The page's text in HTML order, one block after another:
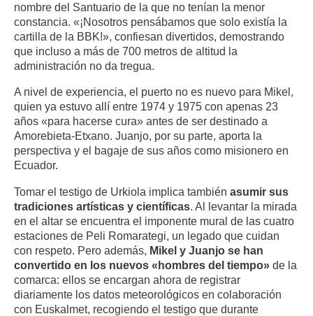
nombre del Santuario de la que no tenían la menor
constancia. «¡Nosotros pensábamos que solo existía la
cartilla de la BBK!», confiesan divertidos, demostrando
que incluso a más de 700 metros de altitud la
administración no da tregua.
A nivel de experiencia, el puerto no es nuevo para Mikel,
quien ya estuvo allí entre 1974 y 1975 con apenas 23
años «para hacerse cura» antes de ser destinado a
Amorebieta-Etxano. Juanjo, por su parte, aporta la
perspectiva y el bagaje de sus años como misionero en
Ecuador.
Tomar el testigo de Urkiola implica también asumir sus
tradiciones artísticas y científicas. Al levantar la mirada
en el altar se encuentra el imponente mural de las cuatro
estaciones de Peli Romarategi, un legado que cuidan
con respeto. Pero además, Mikel y Juanjo se han
convertido en los nuevos «hombres del tiempo» de la
comarca: ellos se encargan ahora de registrar
diariamente los datos meteorológicos en colaboración
con Euskalmet, recogiendo el testigo que durante